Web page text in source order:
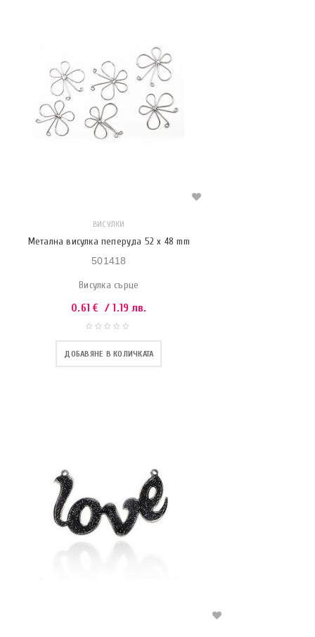
ВИСУЛКИ
Метална висулка пеперуда 52 x 48 mm
501418
Висулка сърце
0.61€ / 1.19 лв.
ДОБАВЯНЕ В КОЛИЧКАТА